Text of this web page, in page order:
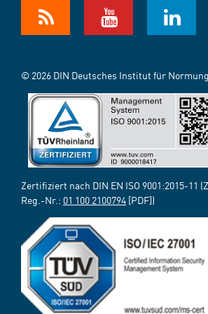
© 2026 DIN Deutsches Institut für Normung
Zertifiziert nach DIN EN ISO 9001:2015-11
Reg.-Nr.: 01 100 2100794 [PDF])